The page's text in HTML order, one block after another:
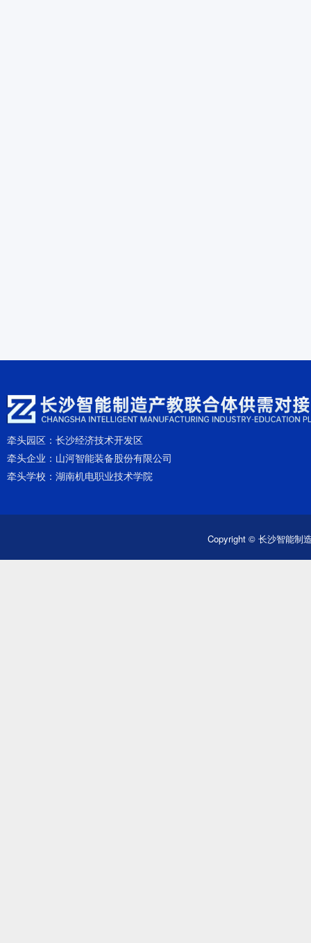
牵头园区： 长沙经济技术开发区
牵头企业： 山河智能装备股份有限公司
牵头学校： 湖南机电职业技术学院
Copyright © 长沙智能制